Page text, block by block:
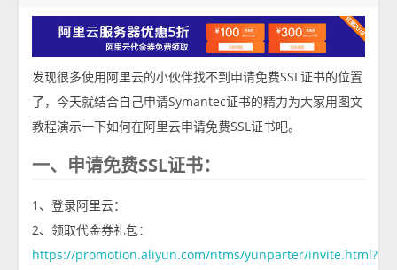
发现很多使用阿里云的小伙伴找不到申请免费SSL证书的位置
了，今天就结合自己申请Symantec证书的精力为大家用图文
教程演示一下如何在阿里云申请免费SSL证书吧。
一、申请免费SSL证书：
1、登录阿里云：
2、领取代金券礼包：
https://promotion.aliyun.com/ntms/yunparter/invite.html?